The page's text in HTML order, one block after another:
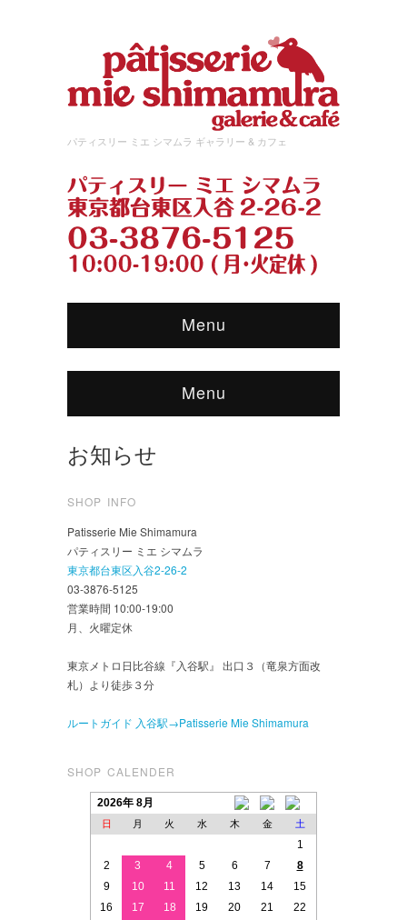
パティスリー ミエ シマムラ ギャラリー & カフェ
Menu
Menu
お知らせ
SHOP INFO
Patisserie Mie Shimamura
パティスリー ミエ シマムラ
東京都台東区入谷2-26-2
03-3876-5125
営業時間 10:00-19:00
月、火曜定休
東京メトロ日比谷線『入谷駅』 出口３（竜泉方面改
札）より徒歩３分
ルートガイド 入谷駅→Patisserie Mie Shimamura
SHOP CALENDER
2026年 8月
日 月 火 水 木 金 土
1
2
3 4 5 6 7
8
9
10 11 12 13 14
15
16
17 18 19 20 21
22